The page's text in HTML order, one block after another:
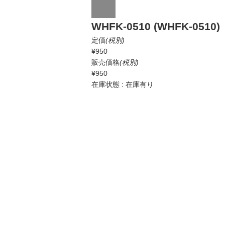
WHFK-0510 (WHFK-0510)
定価(税別)
¥950
販売価格(税別)
¥950
在庫状態 : 在庫有り